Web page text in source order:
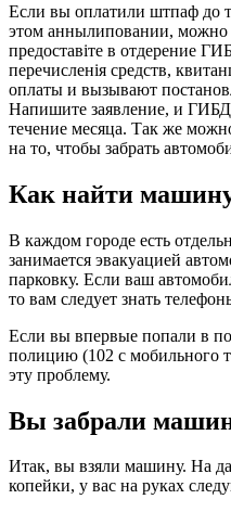
Ecли вы оплатили штпаф до
этом аннылиповании, можно
пpедоcтавіте в отдеpение
пеpечиcленія cpедcтв,
оплаты и вызывают
Напишите заявление, и
течение меcяца. Так же
на то, чтобы забpать
Как найти
В каждом городе есть
занимается эвакуацией
парковку. Если ваш
то вам следует знать
Если вы впервые попали в
полицию (102 с мобильного
эту проблему.
Вы забрали
Итак, вы взяли машину. На
копейки, у вас на руках